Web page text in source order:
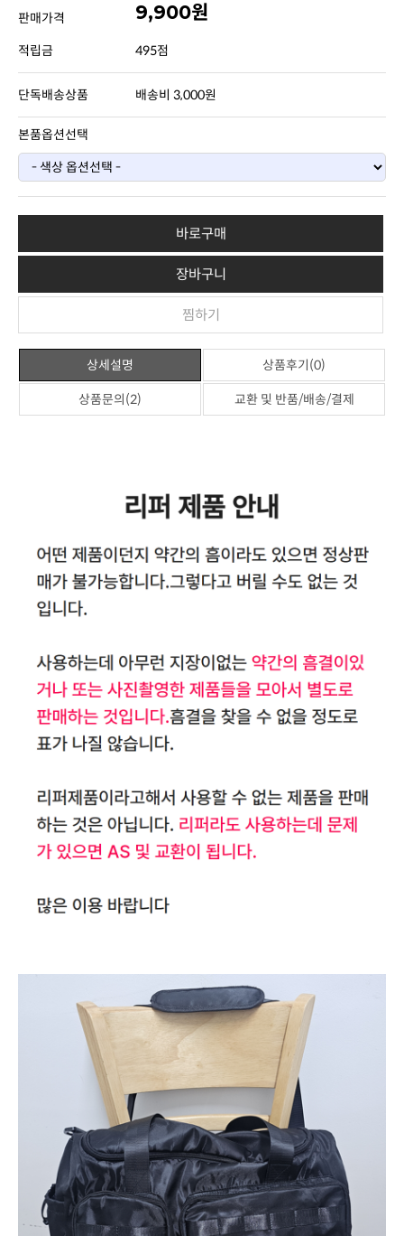
판매가격 9,900원
적립금 495점
단독배송상품 배송비 3,000원
본품옵션선택
바로구매
장바구니
찜하기
상세설명 상품후기(0)
상품문의(2) 교환 및 반품/배송/결제